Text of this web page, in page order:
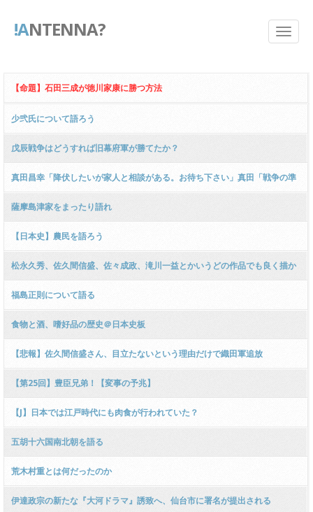
!ANTENNA?
【命題】石田三成が徳川家康に勝つ方法
少弐氏について語ろう
戊辰戦争はどうすれば旧幕府軍が勝てたか？
真田昌幸「降伏したいが家人と相談がある。お待ち下さい」真田「戦争の準
備は出来た。好きなだけ来い」
薩摩島津家をまったり語れ
【日本史】農民を語ろう
松永久秀、佐久間信盛、佐々成政、滝川一益とかいうどの作品でも良く描か
れない武将達
福島正則について語る
食物と酒、嗜好品の歴史＠日本史板
【悲報】佐久間信盛さん、目立たないという理由だけで織田軍追放
【第25回】豊臣兄弟！【変事の予兆】
【J】日本では江戸時代にも肉食が行われていた？
五胡十六国南北朝を語る
荒木村重とは何だったのか
伊達政宗の新たな『大河ドラマ』誘致へ、仙台市に署名が提出される